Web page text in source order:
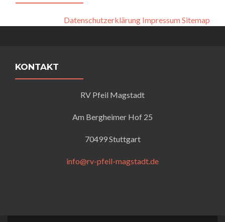
Datenschutzerklärung ImpressumSitemap
KONTAKT
RV Pfeil Magstadt
Am Bergheimer Hof 25
70499 Stuttgart
info@rv-pfeil-magstadt.de